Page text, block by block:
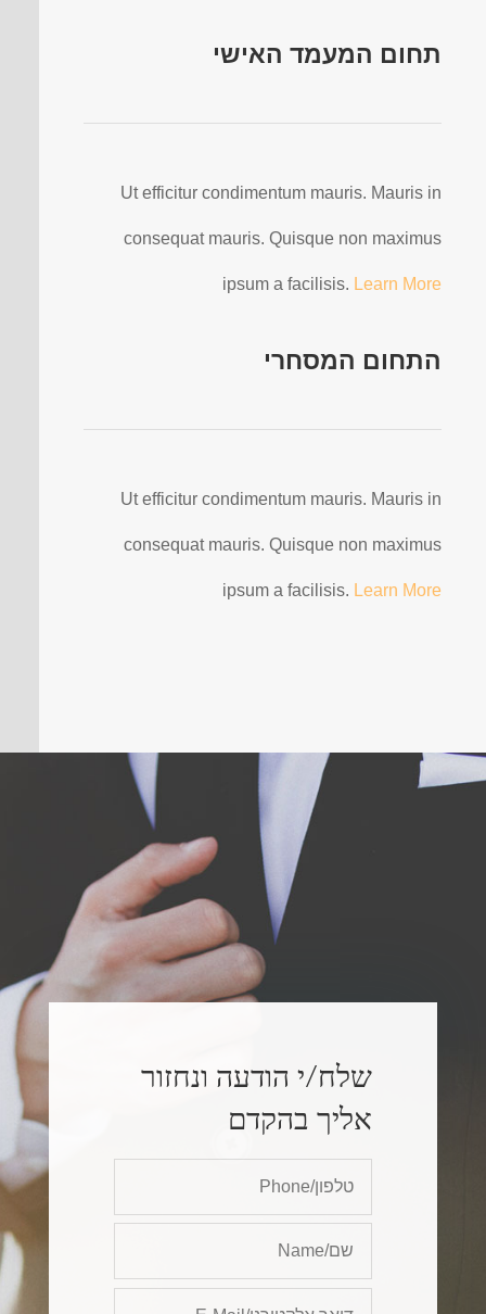
תחום המעמד האישי
Ut efficitur condimentum mauris. Mauris in
consequat mauris. Quisque non maximus
ipsum a facilisis. Learn More
התחום המסחרי
Ut efficitur condimentum mauris. Mauris in
consequat mauris. Quisque non maximus
ipsum a facilisis. Learn More
שלח/י הודעה ונחזור
אליך בהקדם